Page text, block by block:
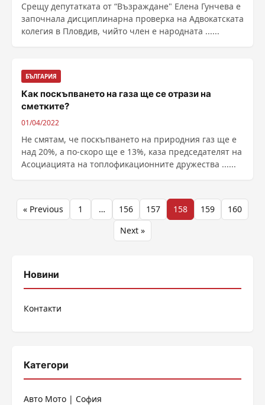
Срещу депутатката от “Възраждане" Елена Гунчева е
започнала дисциплинарна проверка на Адвокатската
колегия в Пловдив, чийто член е народната ......
БЪЛГАРИЯ
Как поскъпването на газа ще се отрази на
сметките?
01/04/2022
Не смятам, че поскъпването на природния газ ще е
над 20%, а по-скоро ще е 13%, каза председателят на
Асоциацията на топлофикационните дружества ......
Разделяне
на
« Previous 1 … 156 157 158 159
160
Next »
Новини
Контакти
Категори
Авто Мото | София